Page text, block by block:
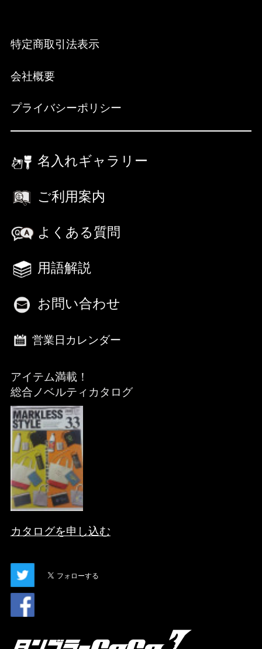
特定商取引法表示
会社概要
プライバシーポリシー
名入れギャラリー
ご利用案内
よくある質問
用語解説
お問い合わせ
営業日カレンダー
アイテム満載！
総合ノベルティカタログ
カタログを申し込む